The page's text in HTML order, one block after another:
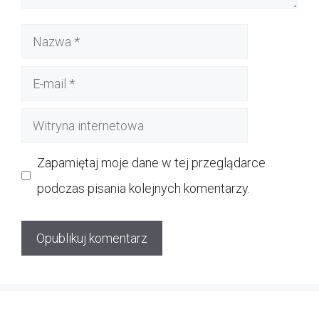
Nazwa
Witryna
Zapamiętaj moje dane w tej przeglądarce
podczas pisania kolejnych komentarzy.